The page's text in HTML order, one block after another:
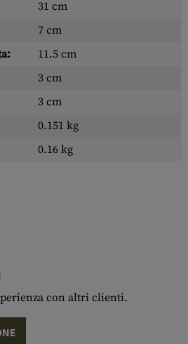
31 cm
7 cm
11.5 cm
3 cm
3 cm
0.151 kg
0.16 kg
con altri clienti.